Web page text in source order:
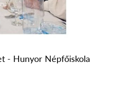
- Hunyor Népfőiskola